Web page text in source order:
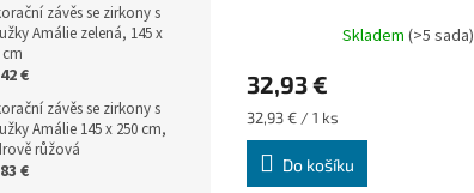
závěs se zirkony s
Amálie zelená, 145 x
cm
€
závěs se zirkony s
Amálie 145 x 250 cm,
růžová
€
produktu
je
5,0
Skladem (>5 sada)
32,93 €
Měrná
cena:
32,93 € / 1 ks
Do košíku